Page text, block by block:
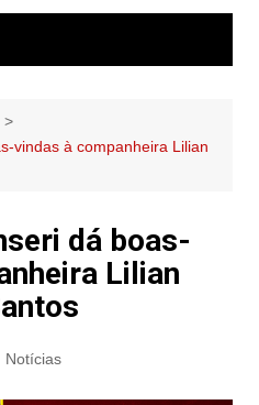
vindas à companheira Lilian
dá boas-
Lilian
Notícias